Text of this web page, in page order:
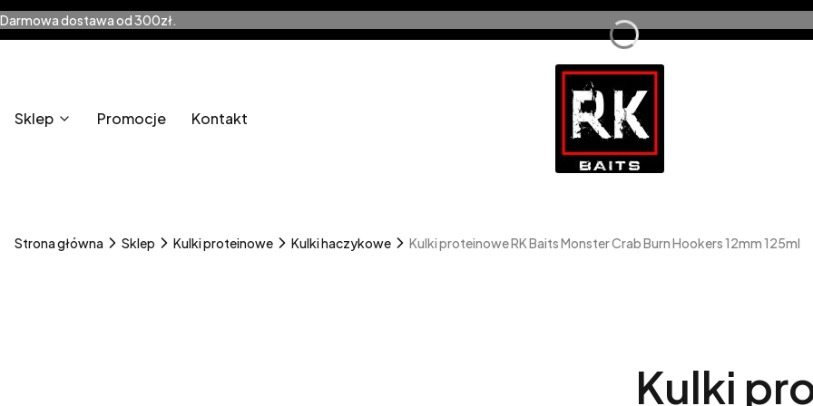
Darmowa dostawa od 300zł.
Sklep Promocje Kontakt
Strona główna Sklep Kulki proteinowe Kulki haczykowe Kulki proteinowe RK Baits Monster Crab Burn Hookers 12mm 125ml
Kulki